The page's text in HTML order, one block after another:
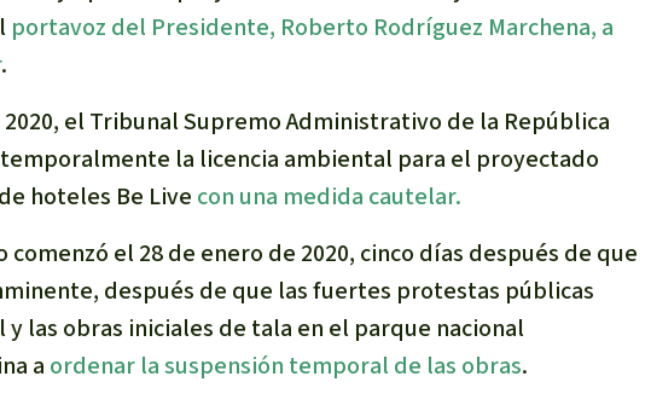
portavoz del Presidente, Roberto Rodríguez Marchena, a
.
el Tribunal Supremo Administrativo de la República
la licencia ambiental para el proyectado
hoteles Be Live con una medida cautelar.
el 28 de enero de 2020, cinco días después de que
después de que las fuertes protestas públicas
las obras iniciales de tala en el parque nacional
a ordenar la suspensión temporal de las obras.